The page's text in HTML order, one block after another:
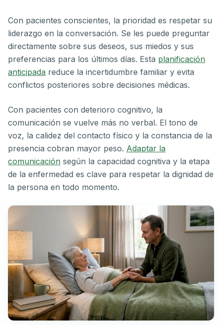
Con pacientes conscientes, la prioridad es respetar su
liderazgo en la conversación. Se les puede preguntar
directamente sobre sus deseos, sus miedos y sus
preferencias para los últimos días. Esta planificación
anticipada reduce la incertidumbre familiar y evita
conflictos posteriores sobre decisiones médicas.
Con pacientes con deterioro cognitivo, la
comunicación se vuelve más no verbal. El tono de
voz, la calidez del contacto físico y la constancia de la
presencia cobran mayor peso. Adaptar la
comunicación según la capacidad cognitiva y la etapa
de la enfermedad es clave para respetar la dignidad de
la persona en todo momento.